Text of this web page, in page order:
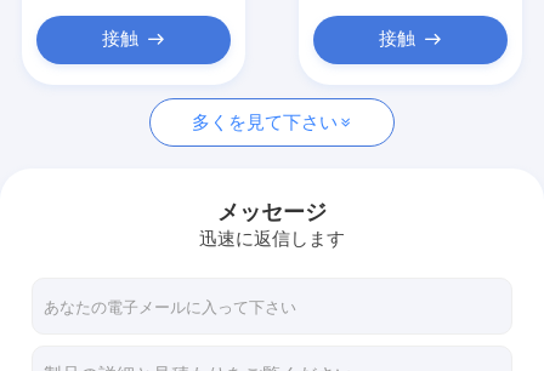
ブログ
引金 を 求め て ください
CNC回転部品
接触 接触
多くを見て下さい
メッセージ
迅速に返信します